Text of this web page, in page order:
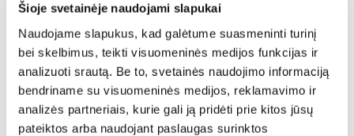
Šioje svetainėje naudojami slapukai
Naudojame slapukus, kad galėtume suasmeninti turinį
bei skelbimus, teikti visuomeninės medijos funkcijas ir
analizuoti srautą. Be to, svetainės naudojimo informaciją
bendriname su visuomeninės medijos, reklamavimo ir
analizės partneriais, kurie gali ją pridėti prie kitos jūsų
pateiktos arba naudojant paslaugas surinktos